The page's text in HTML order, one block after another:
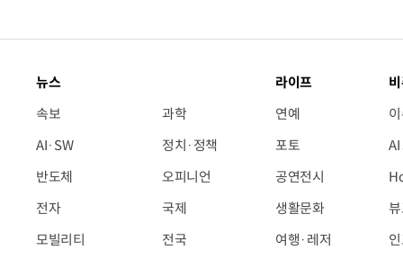
뉴스
속보
AI·SW
반도체
전자
모빌리티
과학
정치·정책
오피니언
국제
전국
라이프
연예
포토
공연전시
생활문화
여행·레저